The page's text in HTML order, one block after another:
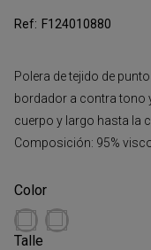
F124010880
Polera de tejido de
bordador a contra tono
cuerpo y largo hasta la
Composición: 95%
Talle